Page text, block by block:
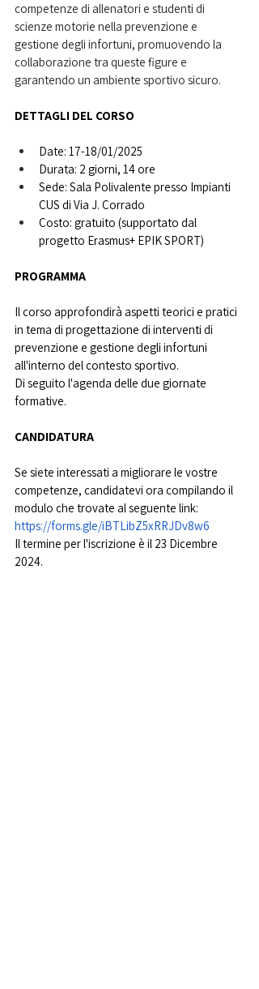
competenze di allenatori e studenti di
scienze motorie nella prevenzione e
gestione degli infortuni, promuovendo la
collaborazione tra queste figure e
garantendo un ambiente sportivo sicuro.
DETTAGLI DEL CORSO
Date: 17-18/01/2025
Durata: 2 giorni, 14 ore
Sede: Sala Polivalente presso Impianti
CUS di Via J. Corrado
Costo: gratuito (supportato dal
progetto Erasmus+ EPIK SPORT)
PROGRAMMA
Il corso approfondirà aspetti teorici e pratici
in tema di progettazione di interventi di
prevenzione e gestione degli infortuni
all'interno del contesto sportivo.
Di seguito l'agenda delle due giornate
formative.
CANDIDATURA
Se siete interessati a migliorare le vostre
competenze, candidatevi ora compilando il
modulo che trovate al seguente link:
https://forms.gle/iBTLibZ5xRRJDv8w6
Il termine per l'iscrizione è il 23 Dicembre
2024.